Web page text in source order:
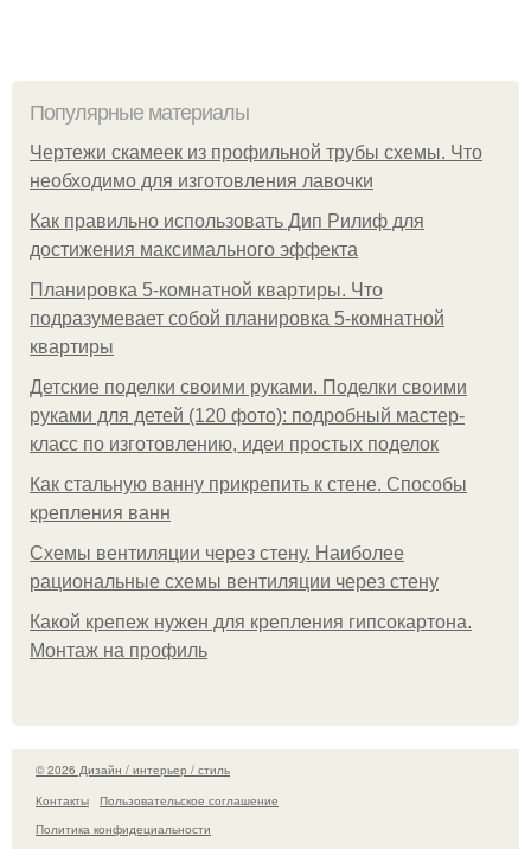
Популярные материалы
Чертежи скамеек из профильной трубы схемы. Что
необходимо для изготовления лавочки
Как правильно использовать Дип Рилиф для
достижения максимального эффекта
Планировка 5-комнатной квартиры. Что
подразумевает собой планировка 5-комнатной
квартиры
Детские поделки своими руками. Поделки своими
руками для детей (120 фото): подробный мастер-
класс по изготовлению, идеи простых поделок
Как стальную ванну прикрепить к стене. Способы
крепления ванн
Схемы вентиляции через стену. Наиболее
рациональные схемы вентиляции через стену
Какой крепеж нужен для крепления гипсокартона.
Монтаж на профиль
© 2026 Дизайн / интерьер / стиль
Контакты
Пользовательское соглашение
Политика конфидециальности